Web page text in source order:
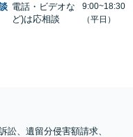
電話・ビデオな
ど)は応相談
9:00~18:30
（平日）
訟、遺留分侵害額請求、